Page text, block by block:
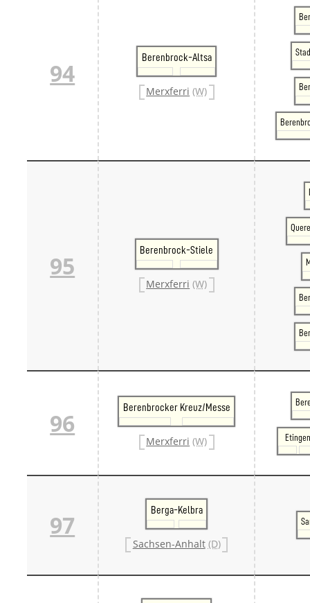
94
Berenbrock-Altsa
Merxferri (W)
95
Berenbrock-Stiele
Merxferri (W)
96
Berenbrocker Kreuz/Messe
Merxferri (W) Etingen
97
Berga-Kelbra
Sachsen-Anhalt (D)